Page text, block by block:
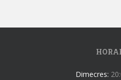
Dimecres: